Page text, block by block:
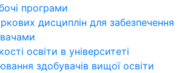
програми
дисциплін для забезпечення
освіти в університеті
здобувачів вищої освіти